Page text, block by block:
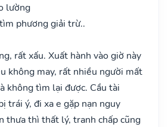
lường
phương giải trừ..
rất xấu. Xuất hành vào giờ này
không may, rất nhiều người mất
không tìm lại được. Cầu tài
trái ý, đi xa e gặp nạn nguy
thưa thì thất lý, tranh chấp cũng